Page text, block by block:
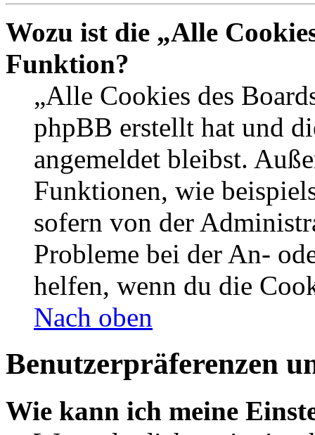
Wozu ist die „Alle
Funktion?
„Alle Cookies des
phpBB erstellt hat und
angemeldet bleibst.
Funktionen, wie
sofern von der
Probleme bei der An-
helfen, wenn du die
Nach oben
Benutzerpräferenzen
Wie kann ich meine